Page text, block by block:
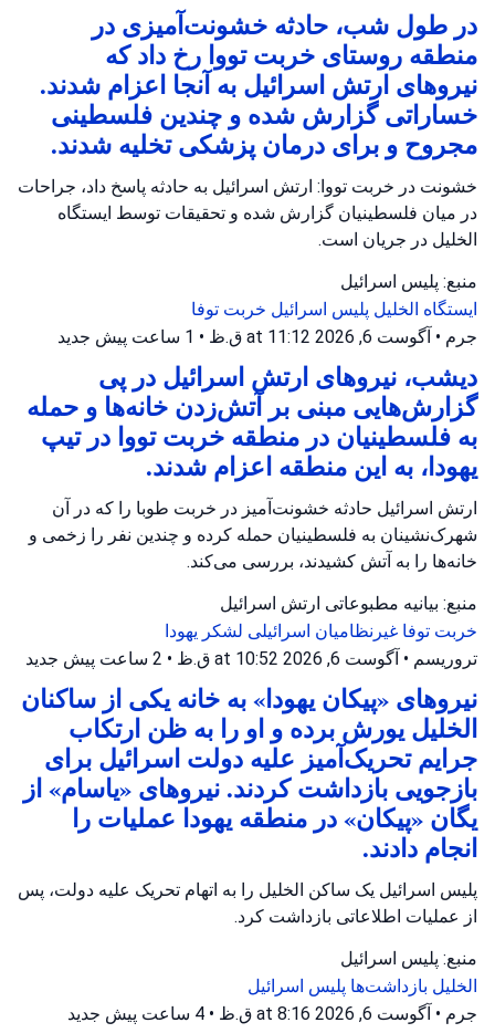
در طول شب، حادثه خشونت‌آمیزی در
منطقه روستای خربت تووا رخ داد که
نیروهای ارتش اسرائیل به آنجا اعزام شدند.
خساراتی گزارش شده و چندین فلسطینی
مجروح و برای درمان پزشکی تخلیه شدند.
خشونت در خربت تووا: ارتش اسرائیل به حادثه پاسخ داد، جراحات
در میان فلسطینیان گزارش شده و تحقیقات توسط ایستگاه
الخلیل در جریان است.
منبع: پلیس اسرائیل
ایستگاه الخلیل پلیس اسرائیل خربت توفا
جرم • آگوست 6, 2026 at 11:12 ق.ظ • 1 ساعت پیش جدید
دیشب، نیروهای ارتش اسرائیل در پی
گزارش‌هایی مبنی بر آتش‌زدن خانه‌ها و حمله
به فلسطینیان در منطقه خربت تووا در تیپ
یهودا، به این منطقه اعزام شدند.
ارتش اسرائیل حادثه خشونت‌آمیز در خربت طوبا را که در آن
شهرک‌نشینان به فلسطینیان حمله کرده و چندین نفر را زخمی و
خانه‌ها را به آتش کشیدند، بررسی می‌کند.
منبع: بیانیه مطبوعاتی ارتش اسرائیل
خربت توفا غیرنظامیان اسرائیلی لشکر یهودا
تروریسم • آگوست 6, 2026 at 10:52 ق.ظ • 2 ساعت پیش جدید
نیروهای «پیکان یهودا» به خانه یکی از ساکنان
الخلیل یورش برده و او را به ظن ارتکاب
جرایم تحریک‌آمیز علیه دولت اسرائیل برای
بازجویی بازداشت کردند. نیروهای «یاسام» از
یگان «پیکان» در منطقه یهودا عملیات را
انجام دادند.
پلیس اسرائیل یک ساکن الخلیل را به اتهام تحریک علیه دولت، پس
از عملیات اطلاعاتی بازداشت کرد.
منبع: پلیس اسرائیل
الخلیل بازداشت‌ها پلیس اسرائیل
جرم • آگوست 6, 2026 at 8:16 ق.ظ • 4 ساعت پیش جدید